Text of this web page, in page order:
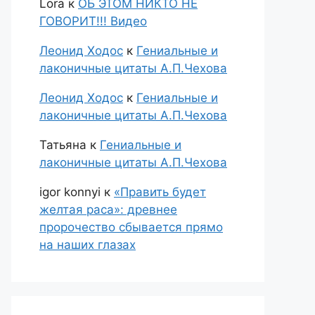
Lora к ОБ ЭТОМ НИКТО НЕ
ГОВОРИТ!!! Видео
Леонид Ходос к Гениальные и
лаконичные цитаты А.П.Чехова
Леонид Ходос к Гениальные и
лаконичные цитаты А.П.Чехова
Татьяна к Гениальные и
лаконичные цитаты А.П.Чехова
igor konnyi к «Править будет
желтая раса»: древнее
пророчество сбывается прямо
на наших глазах